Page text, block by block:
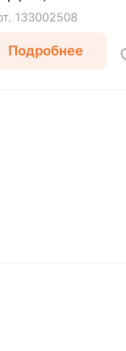
133002508
Подробнее